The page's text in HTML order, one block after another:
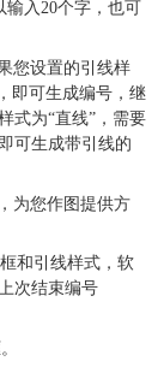
您设置的引线样
即可生成编号，继
式为“直线”，需要
可生成带引线的
，为您作图提供方
次结束编号